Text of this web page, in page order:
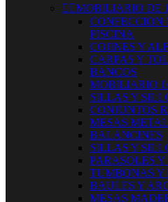
 MOBILIARIO DE
PISCINA
COJINES Y
CARPAS Y
BANCOS
MOBILIARIO
SILLAS Y
CONJUNTOS
MESAS METAL
BALANCINES
SILLAS Y
PARASOLES Y
TUMBONAS Y
BAULES Y
MESAS